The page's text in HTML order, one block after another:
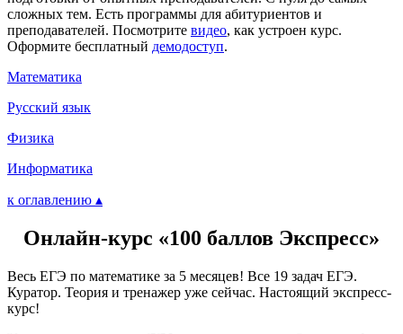
сложных тем. Есть программы для абитуриентов и
преподавателей. Посмотрите видео, как устроен курс.
Оформите бесплатный демодоступ.
Математика
Русский язык
Физика
Информатика
к оглавлению ▴
Онлайн-курс «100 баллов Экспресс»
Весь ЕГЭ по математике за 5 месяцев! Все 19 задач ЕГЭ.
Куратор. Теория и тренажер уже сейчас. Настоящий экспресс-
курс!